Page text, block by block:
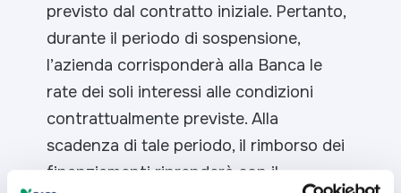
previsto dal contratto iniziale. Pertanto,
durante il periodo di sospensione,
l’azienda corrisponderà alla Banca le
rate dei soli interessi alle condizioni
contrattualmente previste. Alla
scadenza di tale periodo, il rimborso dei
finanziamenti riprenderà con il